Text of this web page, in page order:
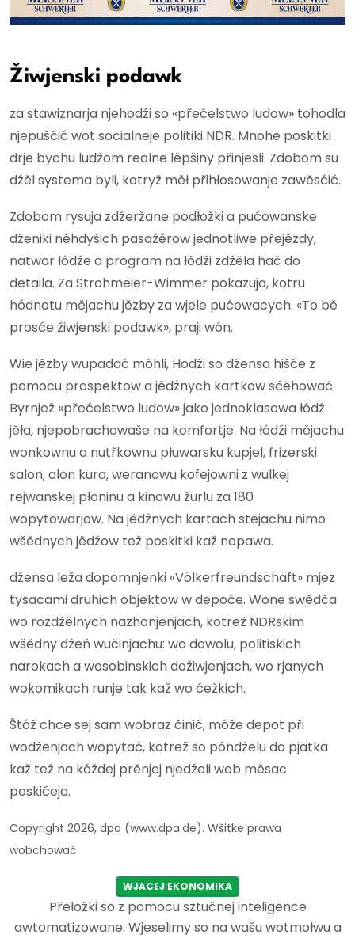
Žiwjenski podawk
za stawiznarja njehodźi so «přećelstwo ludow» tohodla
njepušćić wot socialneje politiki NDR. Mnohe poskitki
drje bychu ludźom realne lěpšiny přinjesli. Zdobom su
dźěl systema byli, kotryž měł přihłosowanje zawěsćić.
Zdobom rysuja zdźeržane podłožki a pućowanske
dźeniki něhdyšich pasažěrow jednotliwe přejězdy,
natwar łódźe a program na łódźi zdźěla hač do
detaila. Za Strohmeier-Wimmer pokazuja, kotru
hódnotu mějachu jězby za wjele pućowacych. «To bě
prosće žiwjenski podawk», praji wón.
Wie jězby wupadać móhli, Hodźi so dźensa hišće z
pomocu prospektow a jědźnych kartkow sćěhować.
Byrnjež «přećelstwo ludow» jako jednoklasowa łódź
jěła, njepobrachowaše na komfortje. Na łódźi mějachu
wonkownu a nutřkownu płuwarsku kupjel, frizerski
salon, alon kura, weranowu kofejowni z wulkej
rejwanskej płoninu a kinowu žurlu za 180
wopytowarjow. Na jědźnych kartach stejachu nimo
wšědnych jědźow tež poskitki kaž nopawa.
dźensa leža dopomnjenki «Völkerfreundschaft» mjez
tysacami druhich objektow w depoće. Wone swědča
wo rozdźělnych nazhonjenjach, kotrež NDRskim
wšědny dźeń wučinjachu: wo dowolu, politiskich
narokach a wosobinskich dožiwjenjach, wo rjanych
wokomikach runje tak kaž wo ćežkich.
Štóž chce sej sam wobraz činić, móže depot při
wodźenjach wopytać, kotrež so póndźelu do pjatka
kaž tež na kóždej prěnjej njedźeli wob měsac
poskićeja.
Copyright 2026, dpa (www.dpa.de). Wšitke prawa
wobchować
WJACEJ EKONOMIKA
Přełožki so z pomocu sztučnej inteligence
awtomatizowane. Wjeselimy so na wašu wotmołwu a